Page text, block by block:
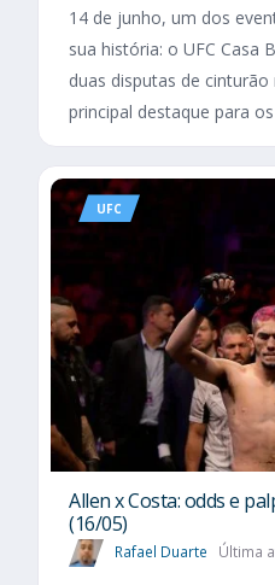
14 de junho, um dos
sua história: o UFC Casa
duas disputas de
principal destaque para
UFC
Allen x Costa: odds e
(16/05)
Rafael Duarte Última